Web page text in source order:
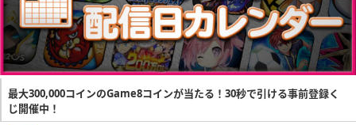
最大300,000コインのGame8コインが当たる！30秒で引ける事前登録く
じ開催中！